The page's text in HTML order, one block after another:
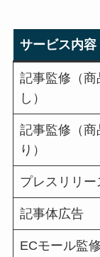
サービス内容
記事監修（商
し）
記事監修（商
り）
プレスリリー
記事体広告
ECモール監修